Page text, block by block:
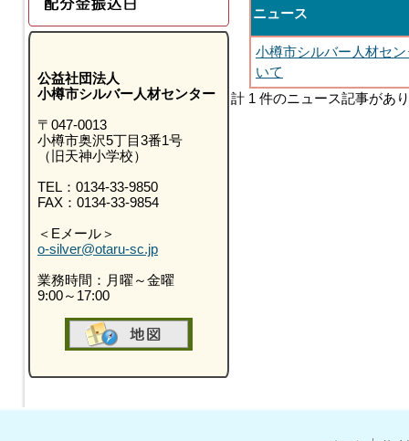
公益社団法人
小樽市シルバー人材センター
〒047-0013
小樽市奥沢5丁目3番1号
（旧天神小学校）
TEL：0134-33-9850
FAX：0134-33-9854
＜Eメール＞
o-silver@otaru-sc.jp
業務時間：月曜～金曜
9:00～17:00
ニュース
小樽市シルバー人材セン
いて
計 1 件のニュース記事があ